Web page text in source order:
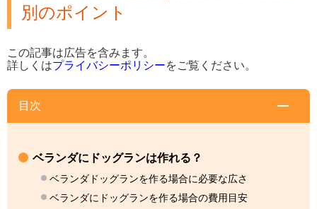
別のポイント
この記事は広告を含みます。
詳しくはプライバシーポリシーをご覧ください。
目次
ベランダにドッグランは作れる？
ベランダドッグランを作る場合に必要な広さ
ベランダにドッグランを作る場合の費用目安